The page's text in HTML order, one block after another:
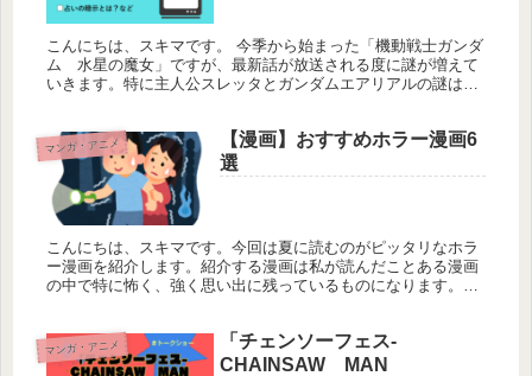
こんにちは、スキマです。 今季から始まった「機動戦士ガンダ
ム 水星の魔女」ですが、最新話が放送される度に謎が増えて
いきます。特に主人公スレッタとガンダムエアリアルの謎は深
マンガ・アニメ
【漫画】おすすめホラー漫画6
選
こんにちは、スキマです。今回は夏に読むのがピッタリなホラ
ー漫画を紹介します。紹介する漫画は私が読んだことある漫画
の中で特に怖く、強く思い出に残っているものになります。ホ
マンガ・アニメ
「チェンソーフェス-
CHAINSAW MAN